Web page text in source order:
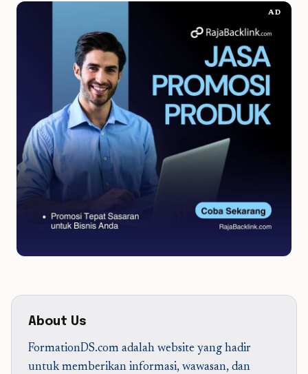
AD
About Us
FormationDS.com adalah website yang hadir
untuk memberikan informasi, wawasan, dan